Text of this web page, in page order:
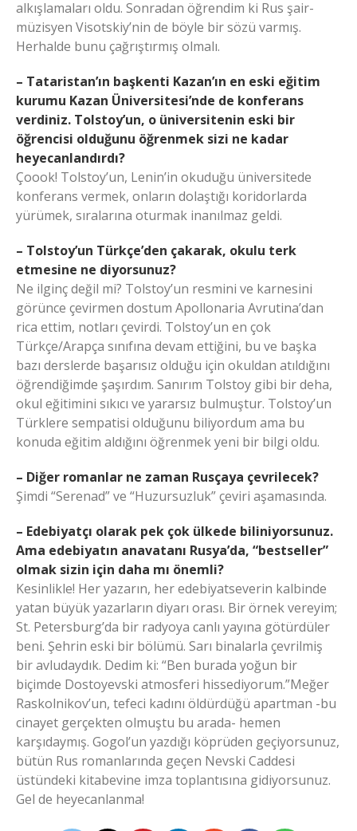
alkışlamaları oldu. Sonradan öğrendim ki Rus şair-
müzisyen Visotskiy’nin de böyle bir sözü varmış.
Herhalde bunu çağrıştırmış olmalı.
– Tataristan’ın başkenti Kazan’ın en eski eğitim
kurumu Kazan Üniversitesi’nde de konferans
verdiniz. Tolstoy’un, o üniversitenin eski bir
öğrencisi olduğunu öğrenmek sizi ne kadar
heyecanlandırdı?
Çoook! Tolstoy’un, Lenin’in okuduğu üniversitede
konferans vermek, onların dolaştığı koridorlarda
yürümek, sıralarına oturmak inanılmaz geldi.
– Tolstoy’un Türkçe’den çakarak, okulu terk
etmesine ne diyorsunuz?
Ne ilginç değil mi? Tolstoy’un resmini ve karnesini
görünce çevirmen dostum Apollonaria Avrutina’dan
rica ettim, notları çevirdi. Tolstoy’un en çok
Türkçe/Arapça sınıfına devam ettiğini, bu ve başka
bazı derslerde başarısız olduğu için okuldan atıldığını
öğrendiğimde şaşırdım. Sanırım Tolstoy gibi bir deha,
okul eğitimini sıkıcı ve yararsız bulmuştur. Tolstoy’un
Türklere sempatisi olduğunu biliyordum ama bu
konuda eğitim aldığını öğrenmek yeni bir bilgi oldu.
– Diğer romanlar ne zaman Rusçaya çevrilecek?
Şimdi “Serenad” ve “Huzursuzluk” çeviri aşamasında.
– Edebiyatçı olarak pek çok ülkede biliniyorsunuz.
Ama edebiyatın anavatanı Rusya’da, “bestseller”
olmak sizin için daha mı önemli?
Kesinlikle! Her yazarın, her edebiyatseverin kalbinde
yatan büyük yazarların diyarı orası. Bir örnek vereyim;
St. Petersburg’da bir radyoya canlı yayına götürdüler
beni. Şehrin eski bir bölümü. Sarı binalarla çevrilmiş
bir avludaydık. Dedim ki: “Ben burada yoğun bir
biçimde Dostoyevski atmosferi hissediyorum.”Meğer
Raskolnikov’un, tefeci kadını öldürdüğü apartman -bu
cinayet gerçekten olmuştu bu arada- hemen
karşıdaymış. Gogol’un yazdığı köprüden geçiyorsunuz,
bütün Rus romanlarında geçen Nevski Caddesi
üstündeki kitabevine imza toplantısına gidiyorsunuz.
Gel de heyecanlanma!